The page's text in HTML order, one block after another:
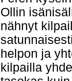
Ollin
nähnyt
helpon ja
kilpailla